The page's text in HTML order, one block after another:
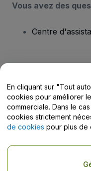
Vous avez des
Centre
Copyright © viagogo
l'entreprise
En utilisant ce site web,
Politique de confidentialité
Politique de
Ne pas partager mes
En cliquant sur "Tout
cookies pour améliorer
commerciale. Dans le
cookies strictement
de cookies pour plus de